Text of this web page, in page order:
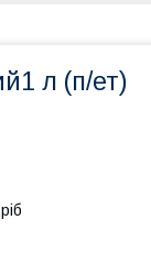
л (п/ет)